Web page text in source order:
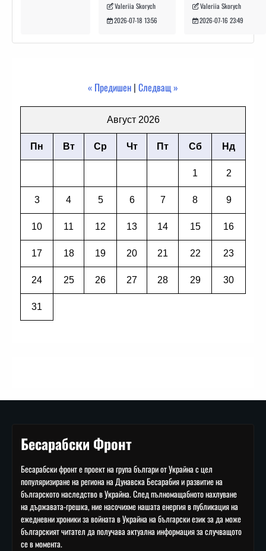
Valeriia Skorych
2026-07-18 13:56
Valeriia Skorych
2026-07-16 23:49
« Предишен | Следващ »
Август 2026
Пн Вт Ср Чт Пт Сб Нд
1 2
3 4 5 6 7 8 9
10 11 12 13 14 15 16
17 18 19 20 21 22 23
24 25 26 27 28 29 30
31
Бесарабски Фронт
Бесарабски фронт е проект на група българи от Украйна с цел
популяризиране на региона на Дунавска Бесарабия и развитие на
българското наследство в Украйна. След пълномащабното нахлуване
на държавата-грешка, ние насочихме нашата енергия в публикация на
ежедневни хроники за войната в Украйна на български език за да може
българският читател да получава актуална информация за случващото
се в момента.